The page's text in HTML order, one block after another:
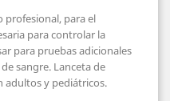
profesional, para el
para controlar la
para pruebas adicionales
sangre. Lanceta de
adultos y pediátricos.